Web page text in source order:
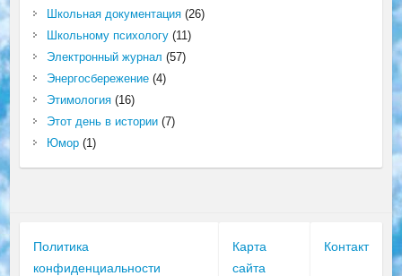
Школьная документация(26)
Школьному психологу(11)
Электронный журнал (57)
Энергосбережение(4)
Этимология(16)
Этот день в истории(7)
Юмор(1)
Политика
конфиденциальности
Карта
сайта
Контакт